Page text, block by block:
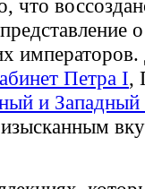
что
Петра I,
и Западный
изысканным